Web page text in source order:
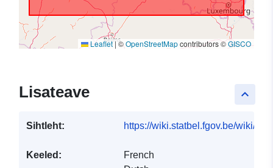
Leaflet|©OpenStreetMapcontributors ©GISCO
keyboard_arrow_up
Lisateave
Sihtleht: https://wiki.statbel.fgov.be/wiki/
Keeled:
French